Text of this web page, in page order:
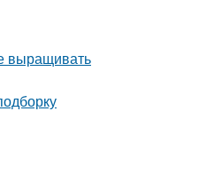
выращивать